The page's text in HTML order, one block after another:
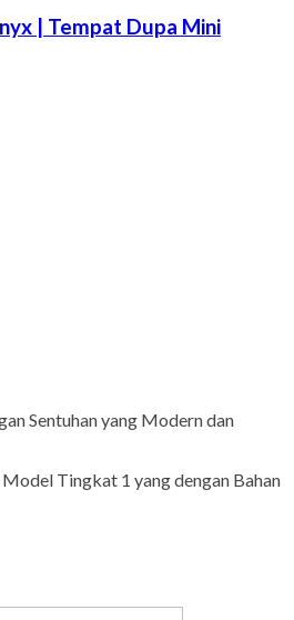
| Tempat Dupa Mini
Sentuhan yang Modern dan
Tingkat 1 yang dengan Bahan